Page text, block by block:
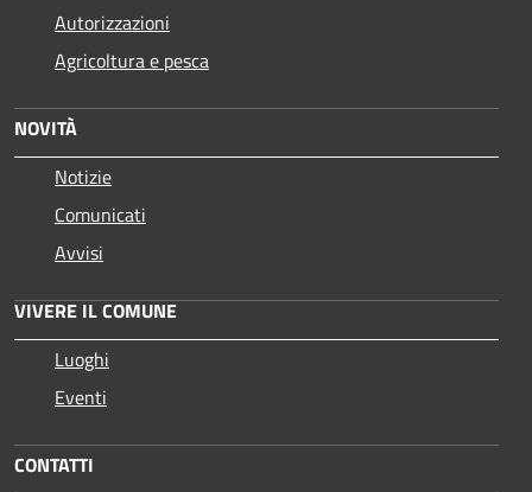
Autorizzazioni
Agricoltura e pesca
NOVITÀ
Notizie
Comunicati
Avvisi
VIVERE IL COMUNE
Luoghi
Eventi
CONTATTI